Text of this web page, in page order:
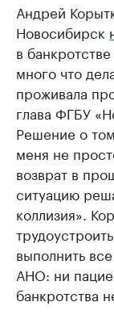
Андрей
Новосибирск
в
много что
проживала
глава ФГБУ
Решение о
меня не
возврат в
ситуацию
коллизия».
выполнить
АНО: ни
банкротства